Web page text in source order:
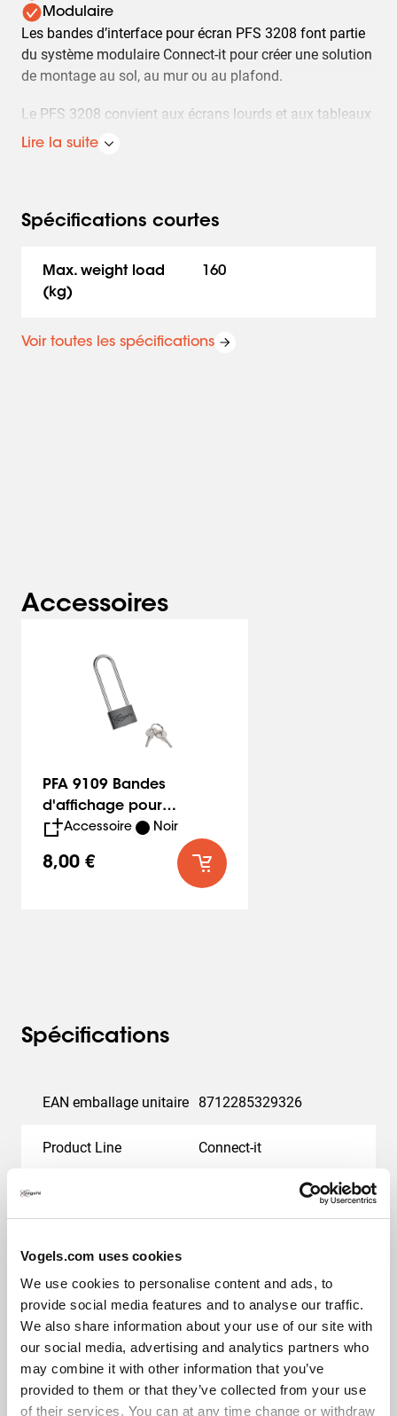
Vogels.com uses cookies
We use cookies to personalise content and ads, to
provide social media features and to analyse our traffic.
We also share information about your use of our site with
our social media, advertising and analytics partners who
may combine it with other information that you’ve
provided to them or that they’ve collected from your use
of their services. You can at any time change or withdraw
Modulaire
Les bandes d’interface pour écran PFS 3208 font partie
du système modulaire Connect-it pour créer une solution
de montage au sol, au mur ou au plafond.
Le PFS 3208 convient aux écrans lourds et aux tableaux
blancs interactifs jusqu’à 160 kg avec une hauteur VESA
(pour montage mural). Le PFS 3208 doit être combiné
Lire la suite
Spécifications courtes
Max. weight load
(kg)
160
Voir toutes les spécifications
Accessoires
PFA 9109 Bandes
d'affichage pour
cadenas
Accessoire Noir
8,00 €
Spécifications
EAN emballage unitaire 8712285329326
Product Line Connect-it
Bandes d'interface
Garantie 5 ans
Inclinaison maximale Inclinaison -3°/+3°
Charge max. (kg) 160